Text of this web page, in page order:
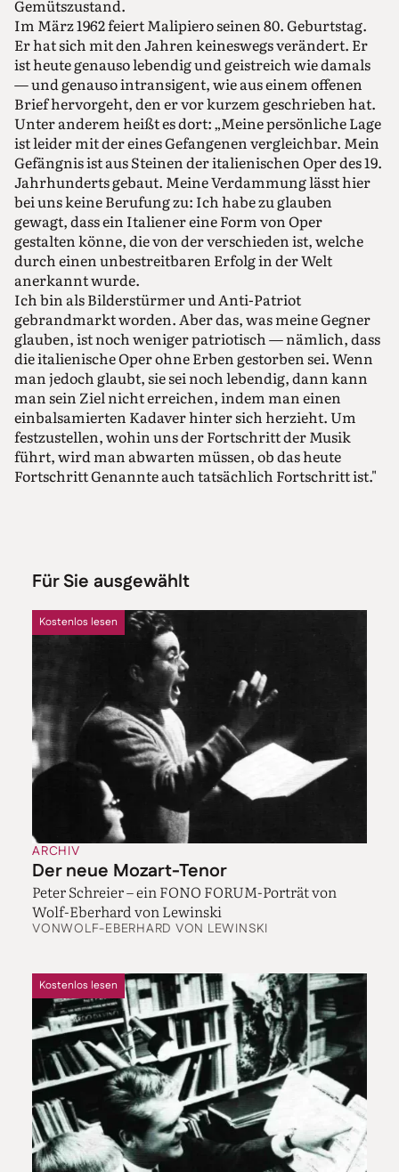
Gemütszustand.
Im März 1962 feiert Malipiero seinen 80. Geburtstag.
Er hat sich mit den Jahren keineswegs verändert. Er
ist heute genauso lebendig und geistreich wie damals
— und genauso intransigent, wie aus einem offenen
Brief hervorgeht, den er vor kurzem geschrieben hat.
Unter anderem heißt es dort: „Meine persönliche Lage
ist leider mit der eines Gefangenen vergleichbar. Mein
Gefängnis ist aus Steinen der italienischen Oper des 19.
Jahrhunderts gebaut. Meine Verdammung lässt hier
bei uns keine Berufung zu: Ich habe zu glauben
gewagt, dass ein Italiener eine Form von Oper
gestalten könne, die von der verschieden ist, welche
durch einen unbestreitbaren Erfolg in der Welt
anerkannt wurde.
Ich bin als Bilderstürmer und Anti-Patriot
gebrandmarkt worden. Aber das, was meine Gegner
glauben, ist noch weniger patriotisch — nämlich, dass
die italienische Oper ohne Erben gestorben sei. Wenn
man jedoch glaubt, sie sei noch lebendig, dann kann
man sein Ziel nicht erreichen, indem man einen
einbalsamierten Kadaver hinter sich herzieht. Um
festzustellen, wohin uns der Fortschritt der Musik
führt, wird man abwarten müssen, ob das heute
Fortschritt Genannte auch tatsächlich Fortschritt ist."
Für Sie ausgewählt
ARCHIV
Der neue Mozart-Tenor
Peter Schreier – ein FONO FORUM-Porträt von
Wolf-Eberhard von Lewinski
VONWOLF-EBERHARD VON LEWINSKI
Kostenlos lesen
Kostenlos lesen